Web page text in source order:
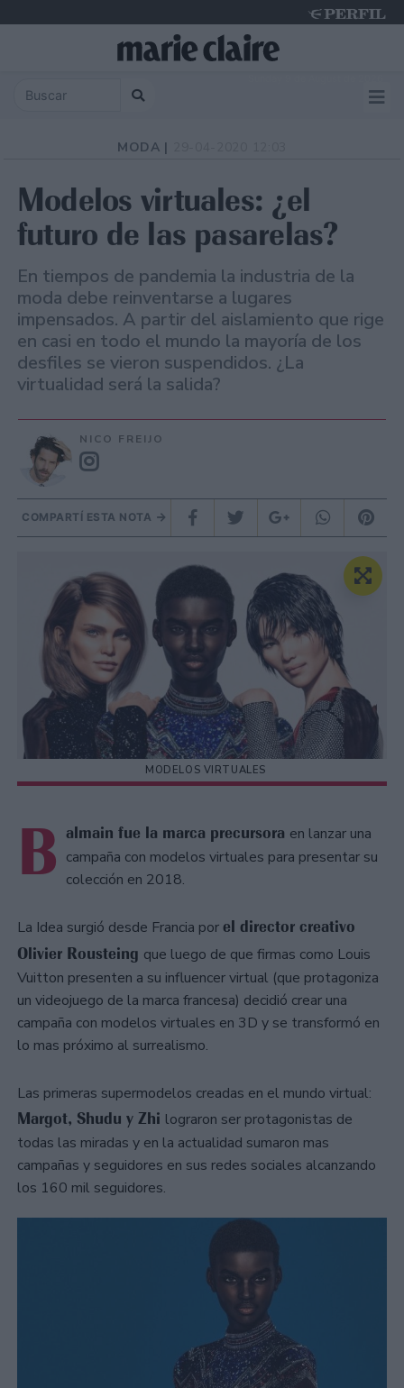
MODA |
Modelos virtuales: ¿el
futuro de las pasarelas?
En tiempos de pandemia la industria de la
moda debe reinventarse a lugares
impensados. A partir del aislamiento que rige
en casi en todo el mundo la mayoría de los
desfiles se vieron suspendidos. ¿La
virtualidad será la salida?
NICO FREIJO
COMPARTÍ ESTA NOTA
MODELOS VIRTUALES
B almain fue la marca precursora en lanzar una
campaña con modelos virtuales para presentar su
colección en 2018.
La Idea surgió desde Francia porel director creativo
Olivier Rousteing que luego de que firmas como Louis
Vuitton presenten a su influencer virtual (que protagoniza
un videojuego de la marca francesa) decidió crear una
campaña con modelos virtuales en 3D y se transformó en
lo mas próximo al surrealismo.
Las primeras supermodelos creadas en el mundo virtual:
Margot, Shudu y Zhi lograron ser protagonistas de
todas las miradas y en la actualidad sumaron mas
campañas y seguidores en sus redes sociales alcanzando
los 160 mil seguidores.